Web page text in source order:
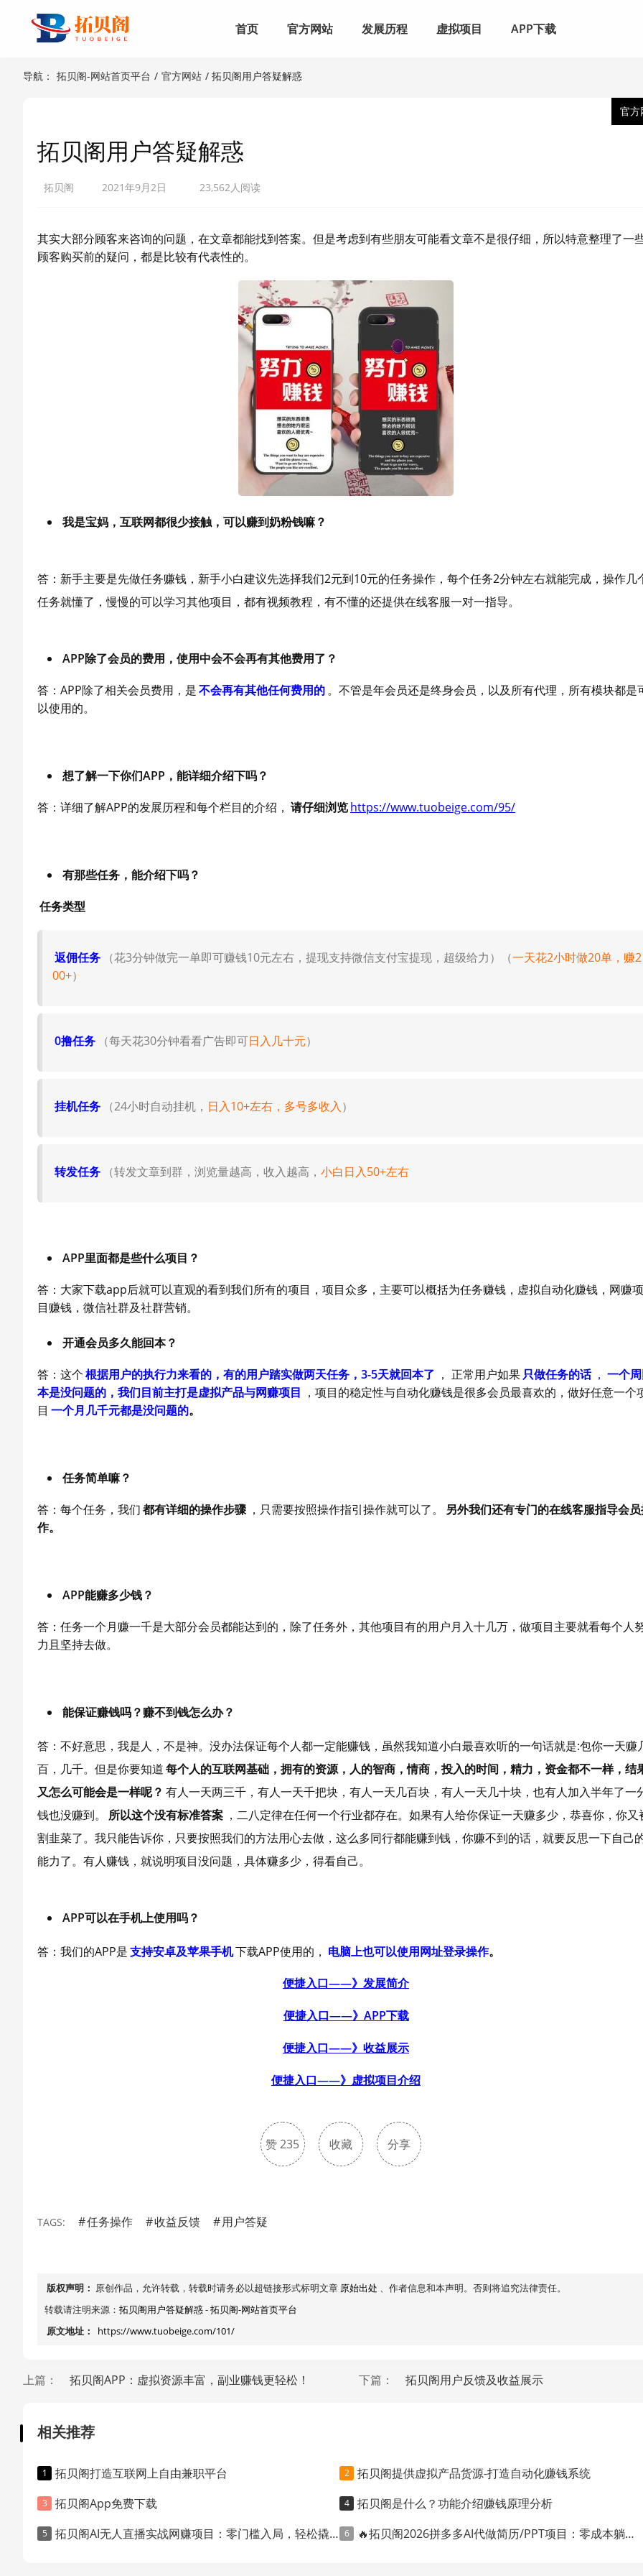
首页 官方网站 发展历程 虚拟项目 APP下载
导航： 拓贝阁-网站首页平台 / 官方网站 / 拓贝阁用户答疑解惑
官方
拓贝阁用户答疑解惑
拓贝阁 2021年9月2日 23,562人阅读
其实大部分顾客来咨询的问题，在文章都能找到答案。但是考虑到有些朋友可能看文章不是很仔细，所以特意整理了一
顾客购买前的疑问，都是比较有代表性的。
我是宝妈，互联网都很少接触，可以赚到奶粉钱嘛？
答：新手主要是先做任务赚钱，新手小白建议先选择我们2元到10元的任务操作，每个任务2分钟左右就能完成，操作几
任务就懂了，慢慢的可以学习其他项目，都有视频教程，有不懂的还提供在线客服一对一指导。
APP除了会员的费用，使用中会不会再有其他费用了？
答：APP除了相关会员费用，是不会再有其他任何费用的。不管是年会员还是终身会员，以及所有代理，所有模块都是
以使用的。
想了解一下你们APP，能详细介绍下吗？
答：详细了解APP的发展历程和每个栏目的介绍， 请仔细浏览https://www.tuobeige.com/95/
有那些任务，能介绍下吗？
任务类型
返佣任务 （花3分钟做完一单即可赚钱10元左右，提现支持微信支付宝提现，超级给力）（一天花2小时做20单，赚2
00+）
0撸任务 （每天花30分钟看看广告即可日入几十元）
挂机任务 （24小时自动挂机， 日入10+左右，多号多收入）
转发任务 （转发文章到群，浏览量越高，收入越高， 小白日入50+左右
APP里面都是些什么项目？
答：大家下载app后就可以直观的看到我们所有的项目，项目众多，主要可以概括为任务赚钱，虚拟自动化赚钱，网赚项
目赚钱，微信社群及社群营销。
开通会员多久能回本？
答：这个根据用户的执行力来看的，有的用户踏实做两天任务，3-5天就回本了 ， 正常用户如果只做任务的话 ， 一个
本是没问题的，我们目前主打是虚拟产品与网赚项目 ，项目的稳定性与自动化赚钱是很多会员最喜欢的，做好任意一个
目 一个月几千元都是没问题的。
任务简单嘛？
答：每个任务，我们都有详细的操作步骤 ，只需要按照操作指引操作就可以了。
另外我们还有专门的在线客服指导会
作。
APP能赚多少钱？
答：任务一个月赚一千是大部分会员都能达到的，除了任务外，其他项目有的用户月入十几万，做项目主要就看每个人
力且坚持去做。
能保证赚钱吗？赚不到钱怎么办？
答：不好意思，我是人，不是神。没办法保证每个人都一定能赚钱，虽然我知道小白最喜欢听的一句话就是:包你一天赚
百，几千。但是你要知道每个人的互联网基础，拥有的资源，人的智商，情商，投入的时间，精力，资金都不一样，结
又怎么可能会是一样呢？ 有人一天两三千，有人一天千把块，有人一天几百块，有人一天几十块，也有人加入半年了一
钱也没赚到。
所以这个没有标准答案 ，二八定律在任何一个行业都存在。如果有人给你保证一天赚多少，恭喜你，你又
割韭菜了。我只能告诉你，只要按照我们的方法用心去做，这么多同行都能赚到钱，你赚不到的话，就要反思一下自己
能力了。有人赚钱，就说明项目没问题，具体赚多少，得看自己。
APP可以在手机上使用吗？
答：我们的APP是支持安卓及苹果手机下载APP使用的， 电脑上也可以使用网址登录操作。
便捷入口——》发展简介
便捷入口——》APP下载
便捷入口——》收益展示
便捷入口——》虚拟项目介绍
赞235 收藏 分享
TAGS: 任务操作 收益反馈 用户答疑
版权声明： 原创作品，允许转载，转载时请务必以超链接形式标明文章 原始出处 、作者信息和本声明。否则将追究法律责任。
转载请注明来源： 拓贝阁用户答疑解惑-拓贝阁-网站首页平台
原文地址：
https://www.tuobeige.com/101/
上篇： 拓贝阁APP：虚拟资源丰富，副业赚钱更轻松！ 下篇： 拓贝阁用户反馈及收益展示
相关推荐
拓贝阁打造互联网上自由兼职平台
拓贝阁提供虚拟产品货源-打造自动化赚钱系统
拓贝阁App免费下载
拓贝阁是什么？功能介绍赚钱原理分析
拓贝阁AI无人直播实战网赚项目：零门槛入局，轻松撬动直播变现红利
🔥拓贝阁2026拼多多AI代做简历/PPT项目：零成本躺赚，信息差轻松变现